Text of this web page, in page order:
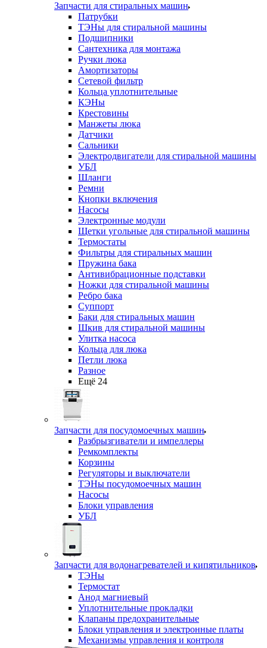
Запчасти для стиральных машин
Патрубки
ТЭНы для стиральной машины
Подшипники
Сантехника для монтажа
Ручки люка
Амортизаторы
Сетевой фильтр
Кольца уплотнительные
КЭНы
Крестовины
Манжеты люка
Датчики
Сальники
Электродвигатели для стиральной машины
УБЛ
Шланги
Ремни
Кнопки включения
Насосы
Электронные модули
Щетки угольные для стиральной машины
Термостаты
Фильтры для стиральных машин
Пружина бака
Антивибрационные подставки
Ножки для стиральной машины
Ребро бака
Суппорт
Баки для стиральных машин
Шкив для стиральной машины
Улитка насоса
Кольца для люка
Петли люка
Разное
Ещё 24
Запчасти для посудомоечных машин
Разбрызгиватели и импеллеры
Ремкомплекты
Корзины
Регуляторы и выключатели
ТЭНы посудомоечных машин
Насосы
Блоки управления
УБЛ
Запчасти для водонагревателей и кипятильников
ТЭНы
Термостат
Анод магниевый
Уплотнительные прокладки
Клапаны предохранительные
Блоки управления и электронные платы
Механизмы управления и контроля